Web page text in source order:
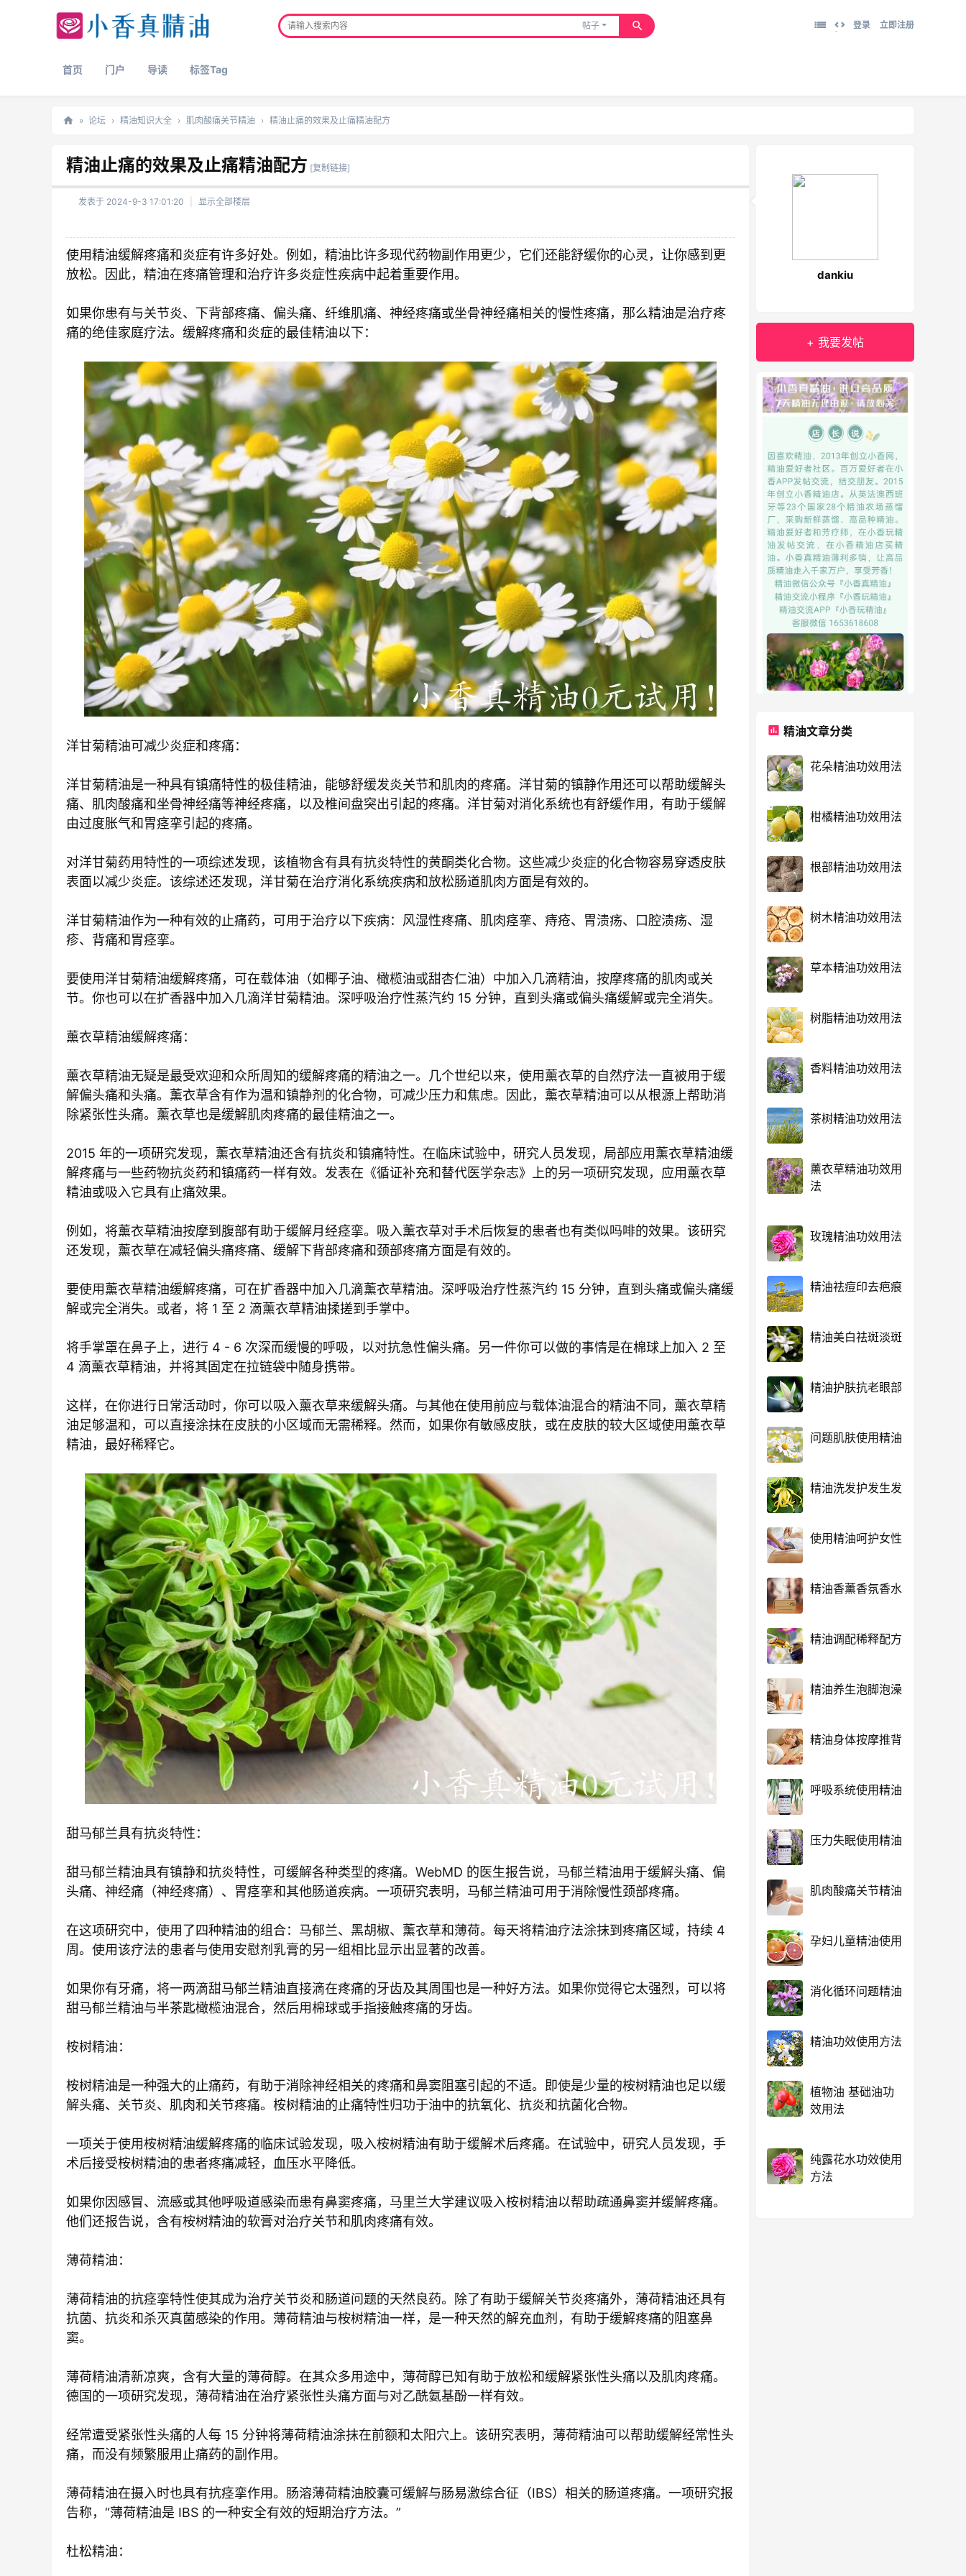
帖子 登录 立即注册
首页 门户 导读 标签Tag
品
» 论坛 › 精油知识大全 › 肌肉酸痛关节精油 › 精油止痛的效果及止痛精油配方
精油止痛的效果及止痛精油配方 [复制链接]
发表于 2024-9-3 17:01:20 显示全部楼层
使用精油缓解疼痛和炎症有许多好处。例如，精油比许多现代药物副作用更少，它们还能舒缓你的心灵，让你感到更
放松。因此，精油在疼痛管理和治疗许多炎症性疾病中起着重要作用。
如果你患有与关节炎、下背部疼痛、偏头痛、纤维肌痛、神经疼痛或坐骨神经痛相关的慢性疼痛，那么精油是治疗疼
痛的绝佳家庭疗法。缓解疼痛和炎症的最佳精油以下：
洋甘菊精油可减少炎症和疼痛：
洋甘菊精油是一种具有镇痛特性的极佳精油，能够舒缓发炎关节和肌肉的疼痛。洋甘菊的镇静作用还可以帮助缓解头
痛、肌肉酸痛和坐骨神经痛等神经疼痛，以及椎间盘突出引起的疼痛。洋甘菊对消化系统也有舒缓作用，有助于缓解
由过度胀气和胃痉挛引起的疼痛。
对洋甘菊药用特性的一项综述发现，该植物含有具有抗炎特性的黄酮类化合物。这些减少炎症的化合物容易穿透皮肤
表面以减少炎症。该综述还发现，洋甘菊在治疗消化系统疾病和放松肠道肌肉方面是有效的。
洋甘菊精油作为一种有效的止痛药，可用于治疗以下疾病：风湿性疼痛、肌肉痉挛、痔疮、胃溃疡、口腔溃疡、湿
疹、背痛和胃痉挛。
要使用洋甘菊精油缓解疼痛，可在载体油（如椰子油、橄榄油或甜杏仁油）中加入几滴精油，按摩疼痛的肌肉或关
节。你也可以在扩香器中加入几滴洋甘菊精油。深呼吸治疗性蒸汽约 15 分钟，直到头痛或偏头痛缓解或完全消失。
薰衣草精油缓解疼痛：
薰衣草精油无疑是最受欢迎和众所周知的缓解疼痛的精油之一。几个世纪以来，使用薰衣草的自然疗法一直被用于缓
解偏头痛和头痛。薰衣草含有作为温和镇静剂的化合物，可减少压力和焦虑。因此，薰衣草精油可以从根源上帮助消
除紧张性头痛。薰衣草也是缓解肌肉疼痛的最佳精油之一。
2015 年的一项研究发现，薰衣草精油还含有抗炎和镇痛特性。在临床试验中，研究人员发现，局部应用薰衣草精油缓
解疼痛与一些药物抗炎药和镇痛药一样有效。发表在《循证补充和替代医学杂志》上的另一项研究发现，应用薰衣草
精油或吸入它具有止痛效果。
例如，将薰衣草精油按摩到腹部有助于缓解月经痉挛。吸入薰衣草对手术后恢复的患者也有类似吗啡的效果。该研究
还发现，薰衣草在减轻偏头痛疼痛、缓解下背部疼痛和颈部疼痛方面是有效的。
要使用薰衣草精油缓解疼痛，可在扩香器中加入几滴薰衣草精油。深呼吸治疗性蒸汽约 15 分钟，直到头痛或偏头痛缓
解或完全消失。或者，将 1 至 2 滴薰衣草精油揉搓到手掌中。
将手掌罩在鼻子上，进行 4 - 6 次深而缓慢的呼吸，以对抗急性偏头痛。另一件你可以做的事情是在棉球上加入 2 至
4 滴薰衣草精油，并将其固定在拉链袋中随身携带。
这样，在你进行日常活动时，你可以吸入薰衣草来缓解头痛。与其他在使用前应与载体油混合的精油不同，薰衣草精
油足够温和，可以直接涂抹在皮肤的小区域而无需稀释。然而，如果你有敏感皮肤，或在皮肤的较大区域使用薰衣草
精油，最好稀释它。
甜马郁兰具有抗炎特性：
甜马郁兰精油具有镇静和抗炎特性，可缓解各种类型的疼痛。WebMD 的医生报告说，马郁兰精油用于缓解头痛、偏
头痛、神经痛（神经疼痛）、胃痉挛和其他肠道疾病。一项研究表明，马郁兰精油可用于消除慢性颈部疼痛。
在这项研究中，使用了四种精油的组合：马郁兰、黑胡椒、薰衣草和薄荷。每天将精油疗法涂抹到疼痛区域，持续 4
周。使用该疗法的患者与使用安慰剂乳膏的另一组相比显示出显著的改善。
如果你有牙痛，将一两滴甜马郁兰精油直接滴在疼痛的牙齿及其周围也是一种好方法。如果你觉得它太强烈，可以将
甜马郁兰精油与半茶匙橄榄油混合，然后用棉球或手指接触疼痛的牙齿。
桉树精油：
桉树精油是一种强大的止痛药，有助于消除神经相关的疼痛和鼻窦阻塞引起的不适。即使是少量的桉树精油也足以缓
解头痛、关节炎、肌肉和关节疼痛。桉树精油的止痛特性归功于油中的抗氧化、抗炎和抗菌化合物。
一项关于使用桉树精油缓解疼痛的临床试验发现，吸入桉树精油有助于缓解术后疼痛。在试验中，研究人员发现，手
术后接受桉树精油的患者疼痛减轻，血压水平降低。
如果你因感冒、流感或其他呼吸道感染而患有鼻窦疼痛，马里兰大学建议吸入桉树精油以帮助疏通鼻窦并缓解疼痛。
他们还报告说，含有桉树精油的软膏对治疗关节和肌肉疼痛有效。
薄荷精油：
薄荷精油的抗痉挛特性使其成为治疗关节炎和肠道问题的天然良药。除了有助于缓解关节炎疼痛外，薄荷精油还具有
抗菌、抗炎和杀灭真菌感染的作用。薄荷精油与桉树精油一样，是一种天然的解充血剂，有助于缓解疼痛的阻塞鼻
窦。
薄荷精油清新凉爽，含有大量的薄荷醇。在其众多用途中，薄荷醇已知有助于放松和缓解紧张性头痛以及肌肉疼痛。
德国的一项研究发现，薄荷精油在治疗紧张性头痛方面与对乙酰氨基酚一样有效。
经常遭受紧张性头痛的人每 15 分钟将薄荷精油涂抹在前额和太阳穴上。该研究表明，薄荷精油可以帮助缓解经常性头
痛，而没有频繁服用止痛药的副作用。
薄荷精油在摄入时也具有抗痉挛作用。肠溶薄荷精油胶囊可缓解与肠易激综合征（IBS）相关的肠道疼痛。一项研究报
告称，“薄荷精油是 IBS 的一种安全有效的短期治疗方法。”
杜松精油：
dankiu
+ 我要发帖
精油文章分类
花朵精油功效用法
柑橘精油功效用法
根部精油功效用法
树木精油功效用法
草本精油功效用法
树脂精油功效用法
香料精油功效用法
茶树精油功效用法
薰衣草精油功效用
法
玫瑰精油功效用法
精油祛痘印去疤痕
精油美白祛斑淡斑
精油护肤抗老眼部
问题肌肤使用精油
精油洗发护发生发
使用精油呵护女性
精油香薰香氛香水
精油调配稀释配方
精油养生泡脚泡澡
精油身体按摩推背
呼吸系统使用精油
压力失眠使用精油
肌肉酸痛关节精油
孕妇儿童精油使用
消化循环问题精油
精油功效使用方法
植物油 基础油功
效用法
纯露花水功效使用
方法